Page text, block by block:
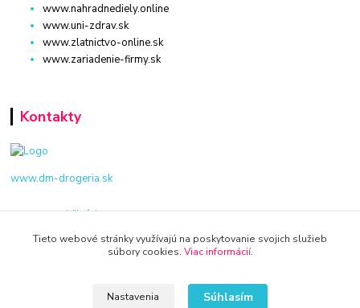
www.nahradnediely.online
www.uni-zdrav.sk
www.zlatnictvo-online.sk
www.zariadenie-firmy.sk
Kontakty
www.dm-drogeria.sk
Viktória
+421 940 949 000
Tieto webové stránky využívajú na poskytovanie svojich služieb
súbory cookies. Viac informácií.
Nastavenia Súhlasím